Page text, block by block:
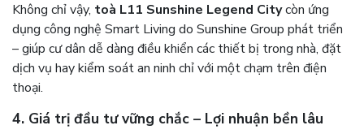
Không chỉ vậy, toà L11 Sunshine Legend Citycòn ứng
dụng công nghệ Smart Living do Sunshine Group phát triển
– giúp cư dân dễ dàng điều khiển các thiết bị trong nhà, đặt
dịch vụ hay kiểm soát an ninh chỉ với một chạm trên điện
thoại.
4. Giá trị đầu tư vững chắc – Lợi nhuận bền lâu